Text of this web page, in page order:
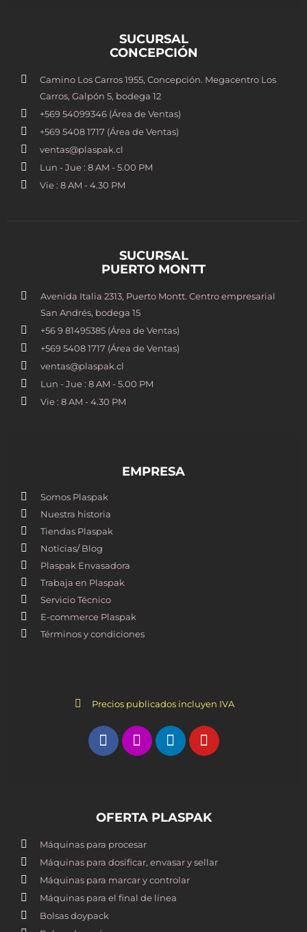
SUCURSAL
CONCEPCIÓN
Camino Los Carros 1955, Concepción. Megacentro Los
Carros, Galpón 5, bodega 12
+569 54099346 (Área de Ventas)
+569 5408 1717 (Área de Ventas)
ventas@plaspak.cl
Lun - Jue : 8 AM - 5.00 PM
Vie : 8 AM - 4.30 PM
SUCURSAL
PUERTO MONTT
Avenida Italia 2313, Puerto Montt. Centro empresarial
San Andrés, bodega 15
+56 9 81495385 (Área de Ventas)
+569 5408 1717 (Área de Ventas)
ventas@plaspak.cl
Lun - Jue : 8 AM - 5.00 PM
Vie : 8 AM - 4.30 PM
EMPRESA
Somos Plaspak
Nuestra historia
Tiendas Plaspak
Noticias/ Blog
Plaspak Envasadora
Trabaja en Plaspak
Servicio Técnico
E-commerce Plaspak
Términos y condiciones
Precios publicados incluyen IVA
OFERTA PLASPAK
Máquinas para procesar
Máquinas para dosificar, envasar y sellar
Máquinas para marcar y controlar
Máquinas para el final de línea
Bolsas doypack